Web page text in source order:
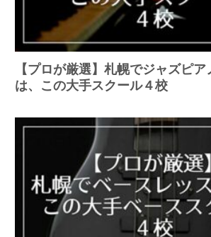
【プロが厳選】札幌でジャズピ
は、この大手スクール４校